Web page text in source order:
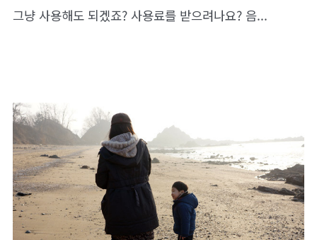
그냥 사용해도 되겠죠? 사용료를 받으려나요? 음...